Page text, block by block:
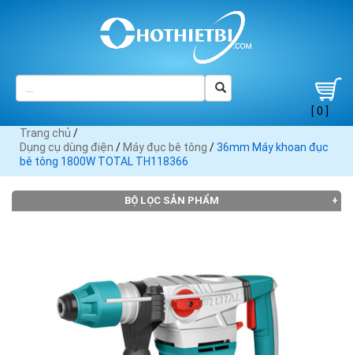
[ 0 ]
Trang chủ /
Dụng cụ dùng điện / Máy đục bê tông /36mm Máy khoan đục
bê tông 1800W TOTAL TH118366
BỘ LỌC SẢN PHẨM